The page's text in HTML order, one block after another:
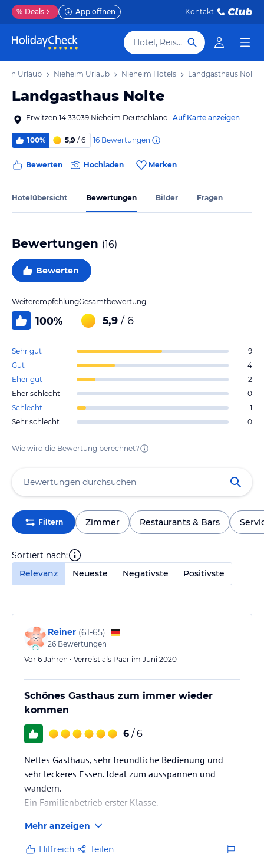
% Deals App öffnen Kontakt
Hotel, Reiseziel
Urlaub Nieheim Urlaub Nieheim Hotels Landgasthaus Nolte
Landgasthaus Nolte
Erwitzen 14 33039 Nieheim Deutschland Auf Karte anzeigen
100% 5,9 / 6 16 Bewertungen
Bewerten Hochladen Merken
Hotelübersicht Bewertungen Bilder Fragen
Bewertungen (16)
Bewerten
Weiterempfehlung
100%
Gesamtbewertung
5,9 / 6
Sehr gut
9
Gut
4
Eher gut
2
Eher schlecht
0
Schlecht
1
Sehr schlecht
0
Wie wird die Bewertung berechnet?
Filtern Zimmer Restaurants & Bars
Sortiert nach:
Relevanz
Neueste Negativste Positivste
Reiner (61-65)
26 Bewertungen
Vor 6 Jahren • Verreist als Paar im Juni 2020
Schönes Gasthaus zum immer wieder
kommen
6 / 6
Nettes Gasthaus, sehr freundliche Bedienung und
sehr leckeres Essen. Ideal zum ausspannen und
wandern.
Ein Familienbetrieb erster Klasse.
Mehr anzeigen
Hilfreich Teilen